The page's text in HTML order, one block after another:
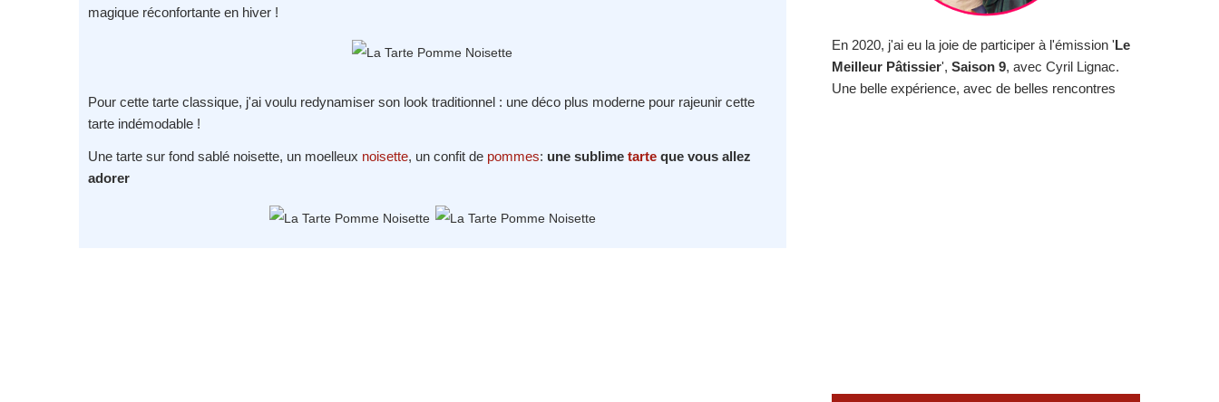
magique réconfortante en hiver !
Pour cette tarte classique, j'ai voulu redynamiser son look traditionnel : une déco plus moderne pour rajeunir cette
tarte indémodable !
Une tarte sur fond sablé noisette, un moelleux noisette, un confit de pommes: une sublime tarte que vous allez
adorer
En 2020, j'ai eu la joie de participer à l'émission 'Le
Meilleur Pâtissier', Saison 9, avec Cyril Lignac.
Une belle expérience, avec de belles rencontres